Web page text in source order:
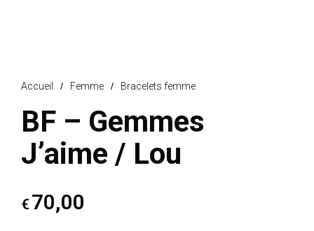
Accueil / Femme / Bracelets femme
BF – Gemmes
J’aime / Lou
€70,00